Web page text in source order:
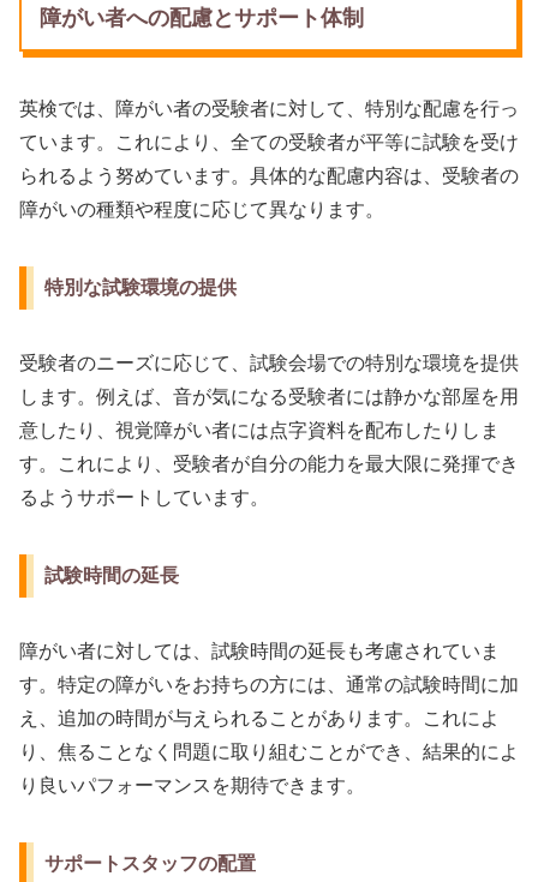
障がい者への配慮とサポート体制
英検では、障がい者の受験者に対して、特別な配慮を行っ
ています。これにより、全ての受験者が平等に試験を受け
られるよう努めています。具体的な配慮内容は、受験者の
障がいの種類や程度に応じて異なります。
特別な試験環境の提供
受験者のニーズに応じて、試験会場での特別な環境を提供
します。例えば、音が気になる受験者には静かな部屋を用
意したり、視覚障がい者には点字資料を配布したりしま
す。これにより、受験者が自分の能力を最大限に発揮でき
るようサポートしています。
試験時間の延長
障がい者に対しては、試験時間の延長も考慮されていま
す。特定の障がいをお持ちの方には、通常の試験時間に加
え、追加の時間が与えられることがあります。これによ
り、焦ることなく問題に取り組むことができ、結果的によ
り良いパフォーマンスを期待できます。
サポートスタッフの配置